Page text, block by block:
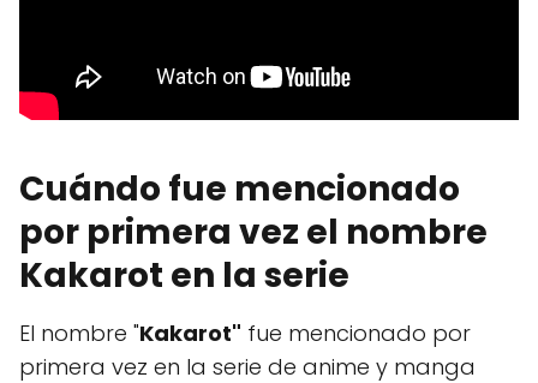
Cuándo fue mencionado
por primera vez el nombre
Kakarot en la serie
El nombre "Kakarot" fue mencionado por
primera vez en la serie de anime y manga